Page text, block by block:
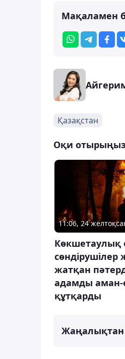
Мақаламен
Қазақстан
Оқи
11:06, 24
Көкшетаулық
сөндірушілер
жатқан
адамды аман-
құтқарды
Жаңалықтан